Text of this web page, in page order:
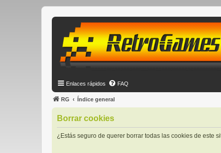
Enlaces rápidos FAQ
RG Índice general
Borrar cookies
¿Estás seguro de querer borrar todas las cookies de este